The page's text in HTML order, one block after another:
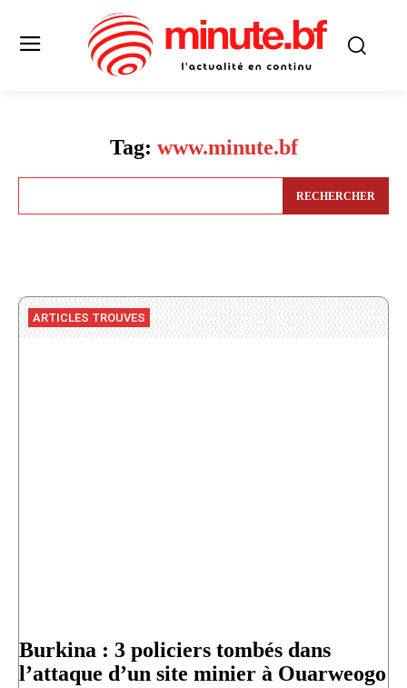
Tag: www.minute.bf
RECHERCHER
ARTICLES TROUVES
Burkina : 3 policiers tombés dans
l’attaque d’un site minier à Ouarweogo